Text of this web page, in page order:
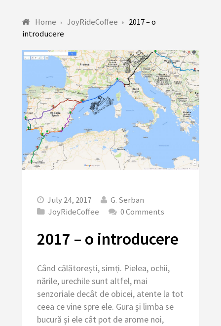
Home JoyRideCoffee
2017 – o
introducere
July 24, 2017
G. Serban
JoyRideCoffee
0 Comments
2017 – o introducere
Când călătorești, simți. Pielea, ochii,
nările, urechile sunt altfel, mai
senzoriale decât de obicei, atente la tot
ceea ce vine spre ele. Gura și limba se
bucură și ele cât pot de arome noi,